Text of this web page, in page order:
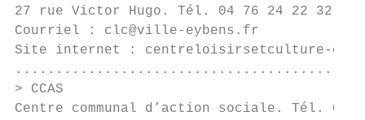
27 rue Victor Hugo. Tél. 04 76 24 22 32.
Courriel : clc@ville-eybens.fr
Site internet : centreloisirsetculture-
> CCAS
Centre communal d’action sociale. Tél. 04